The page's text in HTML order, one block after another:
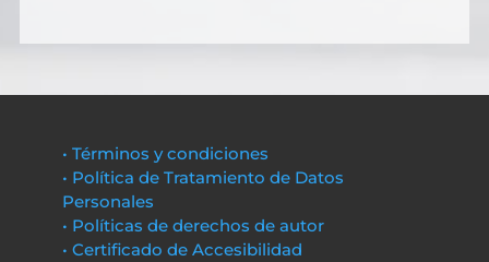
• Términos y condiciones
• Política de Tratamiento de Datos
Personales
• Políticas de derechos de autor
• Certificado de Accesibilidad